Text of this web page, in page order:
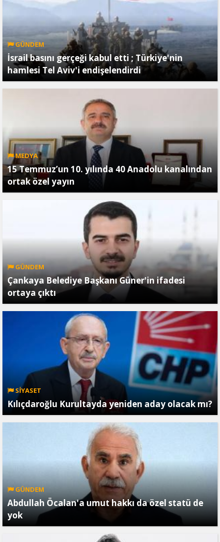
GÜNDEM
İsrail basını gerçeği kabul etti ; Türkiye'nin
hamlesi Tel Aviv'i endişelendirdi
MEDYA
15 Temmuz’un 10. yılında 40 Anadolu kanalından
ortak özel yayın
GÜNDEM
Çankaya Belediye Başkanı Güner'in ifadesi
ortaya çıktı
SİYASET
Kılıçdaroğlu Kurultayda yeniden aday olacak mı?
GÜNDEM
Abdullah Öcalan'a umut hakkı da özel statü de
yok